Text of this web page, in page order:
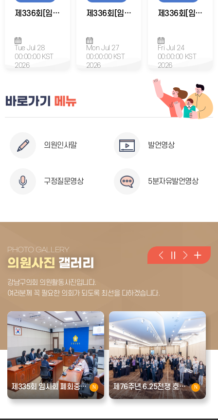
제336회[임시회] 경제도시위원회 제3차 회의록
Tue Jul 28
00:00:00 KST
2026
제336회[임시회] 경제도시위원회 제2차 회의록
Mon Jul 27
00:00:00 KST
2026
제336회[임시회] 경제도시위원회 제1차 회의록
Fri Jul 24
00:00:00 KST
2026
바로가기 메뉴
의원인사말 발언영상
구정질문영상 5분자유발언영상
PHOTO GALLERY
의원사진 갤러리
강남구의회 의원활동사진입니다.
여러분께 꼭 필요한 의회가 되도록 최선을 다하겠습니다.
제335회 임시회 폐회중 제2차 운영위원회 N 제76주년 6.25전쟁 호국영웅 보훈가족 감사 위로연 N